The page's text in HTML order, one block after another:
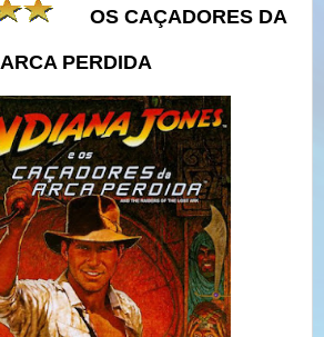
OS CAÇADORES DA
ARCA PERDIDA